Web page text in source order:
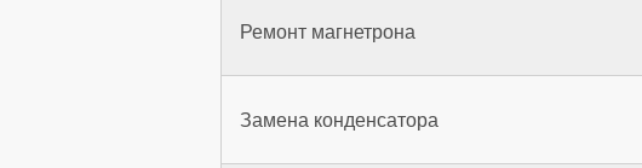
Ремонт магнетрона
Замена конденсатора